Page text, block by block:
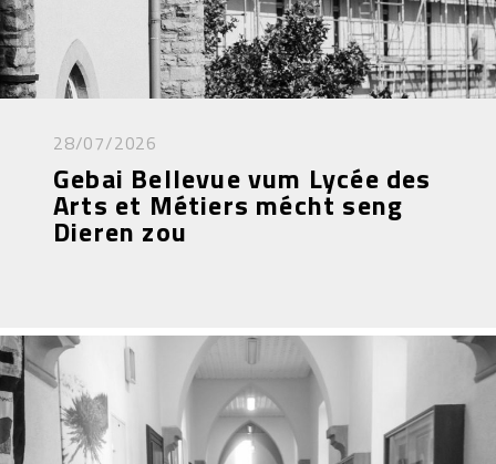
28/07/2026
Gebai Bellevue vum Lycée des
Arts et Métiers mécht seng
Dieren zou